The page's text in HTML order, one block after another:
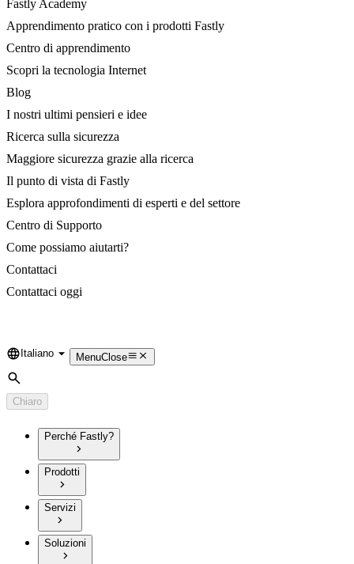
Fastly Academy
Apprendimento pratico con i prodotti Fastly
Centro di apprendimento
Scopri la tecnologia Internet
Blog
I nostri ultimi pensieri e idee
Ricerca sulla sicurezza
Maggiore sicurezza grazie alla ricerca
Il punto di vista di Fastly
Esplora approfondimenti di esperti e del settore
Centro di Supporto
Come possiamo aiutarti?
Contattaci
Contattaci oggi
Language
Italiano MenuClose
Cerca
Chiaro
Perché Fastly?
Prodotti
Servizi
Soluzioni